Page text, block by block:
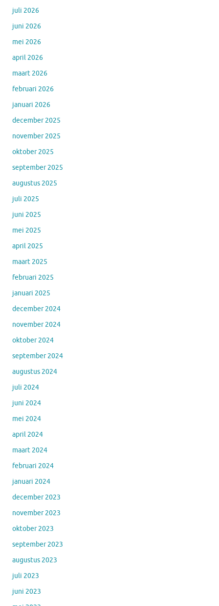
juli 2026
juni 2026
mei 2026
april 2026
maart 2026
februari 2026
januari 2026
december 2025
november 2025
oktober 2025
september 2025
augustus 2025
juli 2025
juni 2025
mei 2025
april 2025
maart 2025
februari 2025
januari 2025
december 2024
november 2024
oktober 2024
september 2024
augustus 2024
juli 2024
juni 2024
mei 2024
april 2024
maart 2024
februari 2024
januari 2024
december 2023
november 2023
oktober 2023
september 2023
augustus 2023
juli 2023
juni 2023